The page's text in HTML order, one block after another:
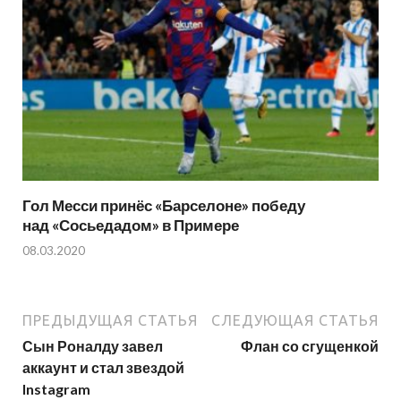
Гол Месси принёс «Барселоне» победу
над «Сосьедадом» в Примере
08.03.2020
ПРЕДЫДУЩАЯ СТАТЬЯ
Сын Роналду завел
аккаунт и стал звездой
Instagram
СЛЕДУЮЩАЯ СТАТЬЯ
Флан со сгущенкой